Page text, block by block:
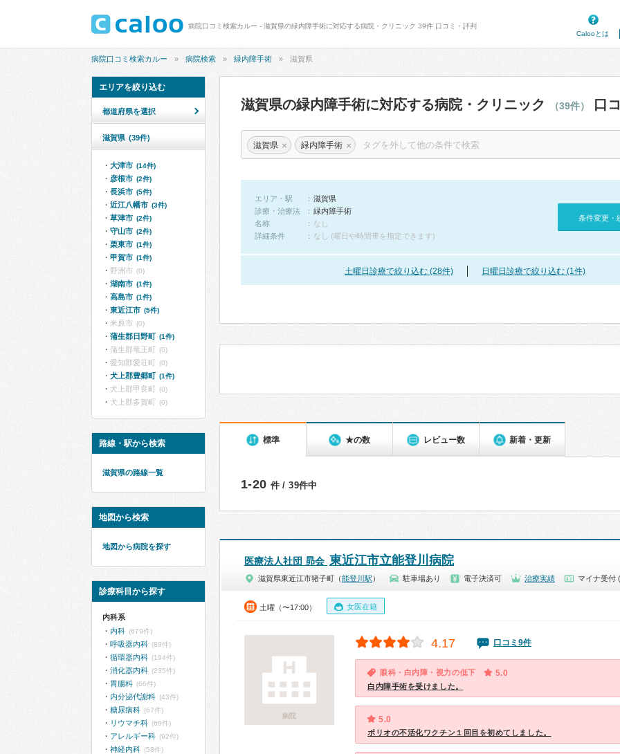
病院口コミ検索カルー - 滋賀県の緑内障手術に対応する病院・クリニック 39件 口コミ・評判
Calooとは
病院口コミ検索カルー 病院検索 緑内障手術 滋賀県
滋賀県の緑内障手術に対応する病院・クリニック （39件） 口
滋賀県 × 緑内障手術 ×
エリア・駅
滋賀県
診療・治療法
緑内障手術
名称
なし
詳細条件
なし (曜日や時間帯を指定できます)
条件変更・
土曜日診療で絞り込む (28件) 日曜日診療で絞り込む (1件)
標準 ★の数 レビュー数 新着・更新
1-20 件 / 39件中
医療法人社団 昴会 東近江市立能登川病院
滋賀県東近江市猪子町（能登川駅 ） 駐車場あり 電子決済可 治療実績 マイナ受付
土曜（〜17:00） 女医在籍
病院
4.17 口コミ9件
眼科・白内障・視力の低下 5.0
白内障手術を受けました。
5.0
ポリオの不活化ワクチン１回目を初めてしました。
エリアを絞り込む
都道府県を選択
滋賀県 (39件)
大津市 (14件)
彦根市 (2件)
長浜市 (5件)
近江八幡市 (3件)
草津市 (2件)
守山市 (2件)
栗東市 (1件)
甲賀市 (1件)
野洲市 (0)
湖南市 (1件)
高島市 (1件)
東近江市 (5件)
米原市 (0)
蒲生郡日野町 (1件)
蒲生郡竜王町 (0)
愛知郡愛荘町 (0)
犬上郡豊郷町 (1件)
犬上郡甲良町 (0)
犬上郡多賀町 (0)
路線・駅から検索
滋賀県の路線一覧
地図から検索
地図から病院を探す
診療科目から探す
内科系
内科 (679件)
呼吸器内科 (89件)
循環器内科 (194件)
消化器内科 (235件)
胃腸科 (66件)
内分泌代謝科 (43件)
糖尿病科 (67件)
リウマチ科 (69件)
アレルギー科 (92件)
神経内科 (58件)